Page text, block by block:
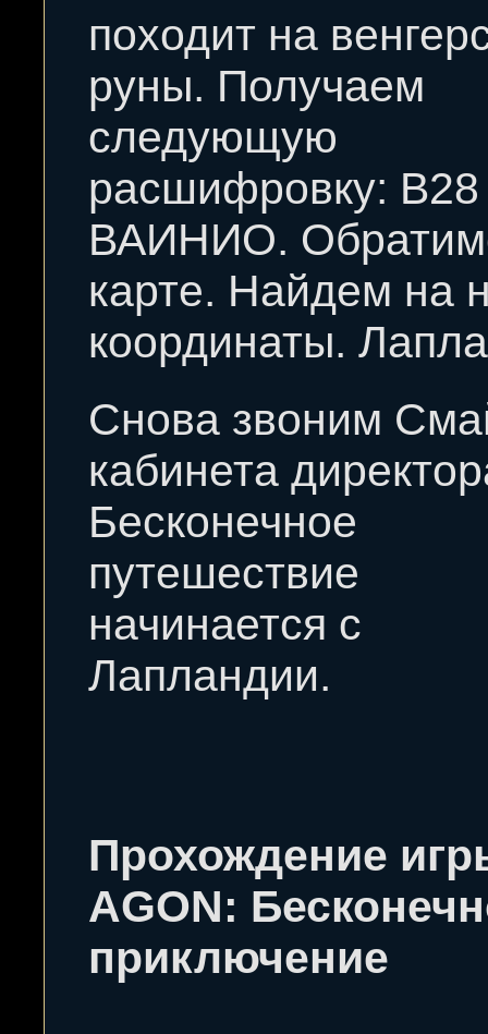
походит на
руны. Получаем
следующую
расшифровку:
ВАИНИО.
карте. Найдем на
координаты.
Снова звоним
кабинета
Бесконечное
путешествие
начинается с
Лапландии.
Прохождение
AGON:
приключение